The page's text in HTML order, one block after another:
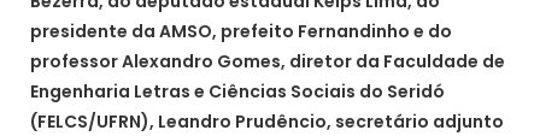
presidente da AMSO, prefeito Fernandinho e do
professor Alexandro Gomes, diretor da Faculdade de
Engenharia Letras e Ciências Sociais do Seridó
(FELCS/UFRN), Leandro Prudêncio, secretário adjunto